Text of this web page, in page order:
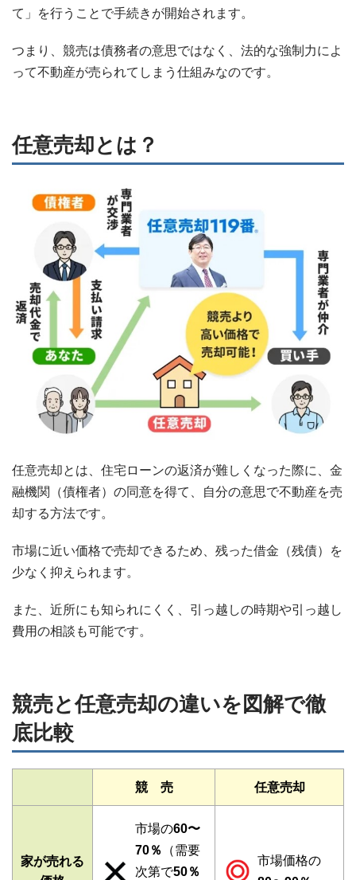
て」を行うことで手続きが開始されます。
つまり、競売は債務者の意思ではなく、法的な強制力によ
って不動産が売られてしまう仕組みなのです。
任意売却とは？
任意売却とは、住宅ローンの返済が難しくなった際に、金
融機関（債権者）の同意を得て、自分の意思で不動産を売
却する方法です。
市場に近い価格で売却できるため、残った借金（残債）を
少なく抑えられます。
また、近所にも知られにくく、引っ越しの時期や引っ越し
費用の相談も可能です。
競売と任意売却の違いを図解で徹
底比較
競 売 任意売却
家が売れる
市場の60〜
70％
（需要
次第で50％
市場価格の